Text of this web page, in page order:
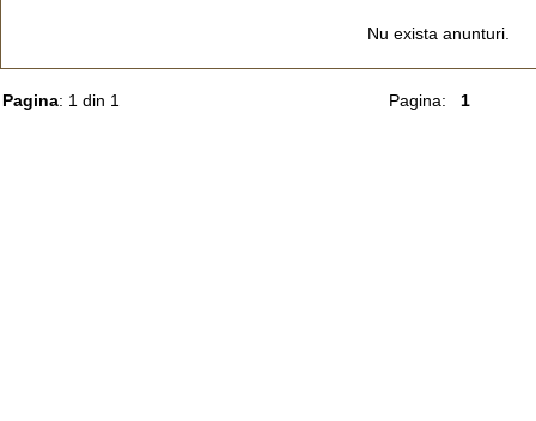
Nu exista anunturi.
Pagina: 1 din 1 Pagina: 1